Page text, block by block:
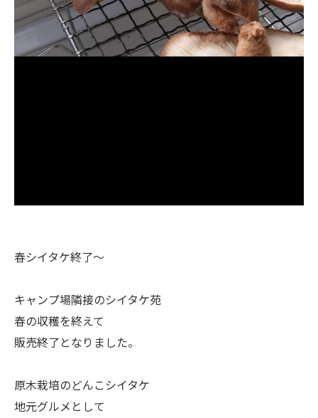
春シイタケ終了～
キャンプ場隣接のシイタケ苑
春の収穫を終えて
販売終了となりました。
原木栽培のどんこシイタケ
地元グルメとして